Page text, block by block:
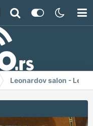
Leonardov salon -